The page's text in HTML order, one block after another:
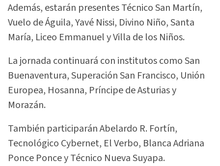
Además, estarán presentes Técnico San Martín,
Vuelo de Águila, Yavé Nissi, Divino Niño, Santa
María, Liceo Emmanuel y Villa de los Niños.
La jornada continuará con institutos como San
Buenaventura, Superación San Francisco, Unión
Europea, Hosanna, Príncipe de Asturias y
Morazán.
También participarán Abelardo R. Fortín,
Tecnológico Cybernet, El Verbo, Blanca Adriana
Ponce Ponce y Técnico Nueva Suyapa.